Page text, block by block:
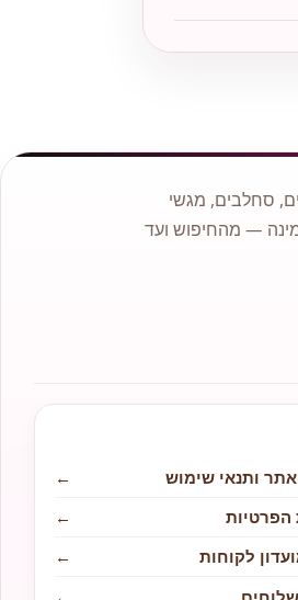
סחלבים, מגשי
— מהחיפוש ועד
ותנאי שימוש
←
הפרטיות
←
לקוחות
←